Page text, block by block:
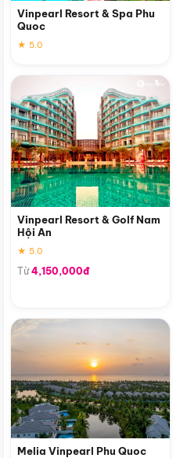
Vinpearl Resort & Spa Phu
Quoc
★ 5.0
Vinpearl Resort & Golf Nam
Hội An
★ 5.0
Từ4,150,000đ
Melia Vinpearl Phu Quoc